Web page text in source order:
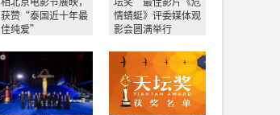
获赞“泰国近十年最
佳纯爱”
情蜻蜓》评委媒体观
影会圆满举行